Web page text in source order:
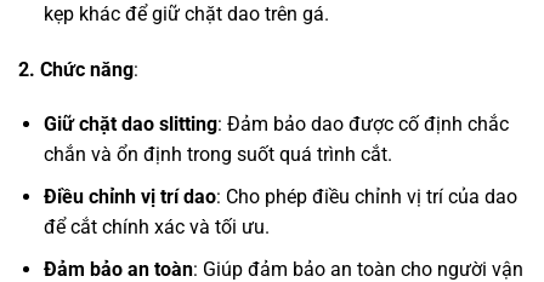
kẹp khác để giữ chặt dao trên gá.
2. Chức năng:
Giữ chặt dao slitting: Đảm bảo dao được cố định chắc
chắn và ổn định trong suốt quá trình cắt.
Điều chỉnh vị trí dao: Cho phép điều chỉnh vị trí của dao
để cắt chính xác và tối ưu.
Đảm bảo an toàn: Giúp đảm bảo an toàn cho người vận